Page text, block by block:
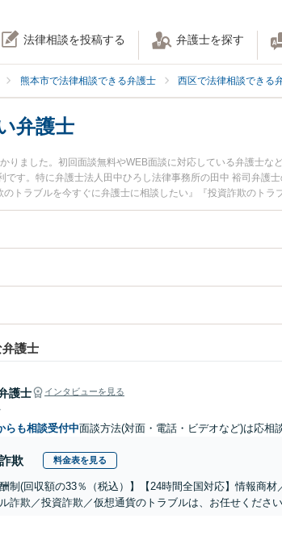
法律相談を投稿する 弁護士を探す
熊本市で法律相談できる弁護士 西区で法律相談できる
弁護士
りました。初回面談無料やWEB面談に対応している弁護士
す。特に弁護士法人田中ひろし法律事務所の田中 裕司弁護
トラブルを今すぐに弁護士に相談したい』『投資詐欺のト
に相談予約したい』などでお困りの相談者さんにおすすめで
護士
護士 インタビューを見る
らも相談受付中面談方法(対面・電話・ビデオなど)は応相
欺 料金表を見る
酬制(回収額の33％（税込）】【24時間全国対応】情報商
詐欺／投資詐欺／仮想通貨のトラブルは、お任せくださ